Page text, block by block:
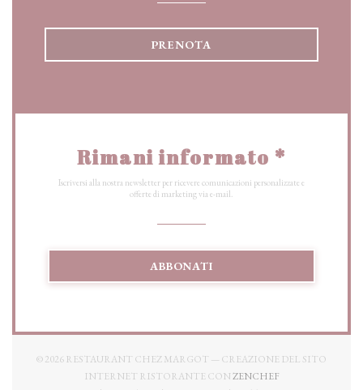
PRENOTA
Rimani informato *
Iscriversi alla nostra newsletter per ricevere comunicazioni personalizzate e
offerte di marketing via e-mail.
ABBONATI
© 2026 RESTAURANT CHEZ MARGOT — CREAZIONE DEL SITO
INTERNET RISTORANTE CONZENCHEF((APRE UNA